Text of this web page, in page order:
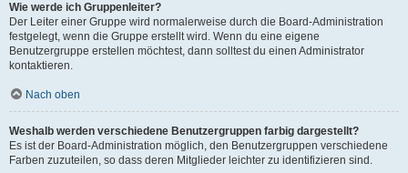
Wie werde ich Gruppenleiter?
Der Leiter einer Gruppe wird normalerweise durch die Board-Administration
festgelegt, wenn die Gruppe erstellt wird. Wenn du eine eigene
Benutzergruppe erstellen möchtest, dann solltest du einen Administrator
kontaktieren.
Nach oben
Weshalb werden verschiedene Benutzergruppen farbig dargestellt?
Es ist der Board-Administration möglich, den Benutzergruppen verschiedene
Farben zuzuteilen, so dass deren Mitglieder leichter zu identifizieren sind.